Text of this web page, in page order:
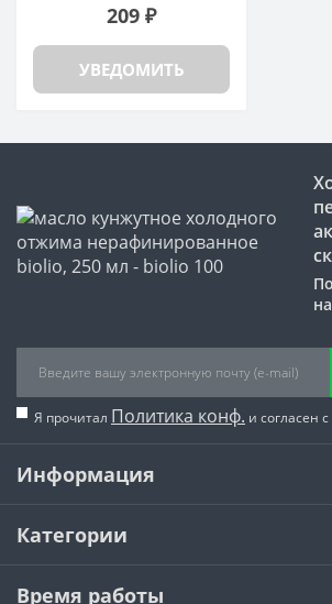
209 ₽
УВЕДОМИТЬ
Я прочитал Политика конф. и согласен
Информация
Категории
Время работы